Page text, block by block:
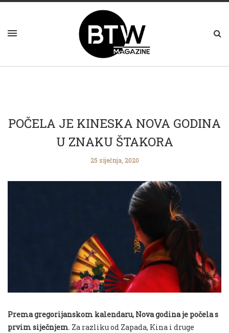
POČELA JE KINESKA NOVA GODINA
U ZNAKU ŠTAKORA
25 siječnja, 2020
Prema gregorijanskom kalendaru, Nova godina je počela s
prvim siječnjem. Za razliku od Zapada, Kina i druge